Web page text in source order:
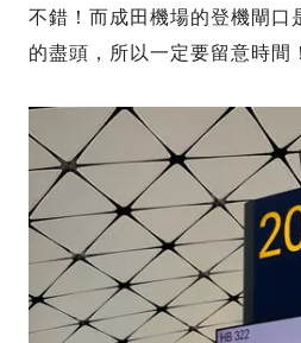
不錯！而成田機場的登機閘口
的盡頭，所以一定要留意時間！